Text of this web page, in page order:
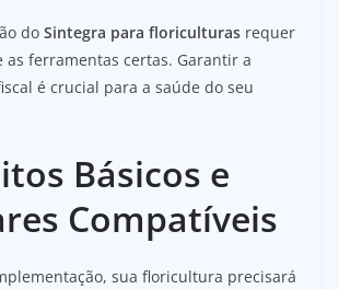
do Sintegra para floriculturas requer
as ferramentas certas. Garantir a
é crucial para a saúde do seu
Básicos e
Compatíveis
sua floricultura precisará